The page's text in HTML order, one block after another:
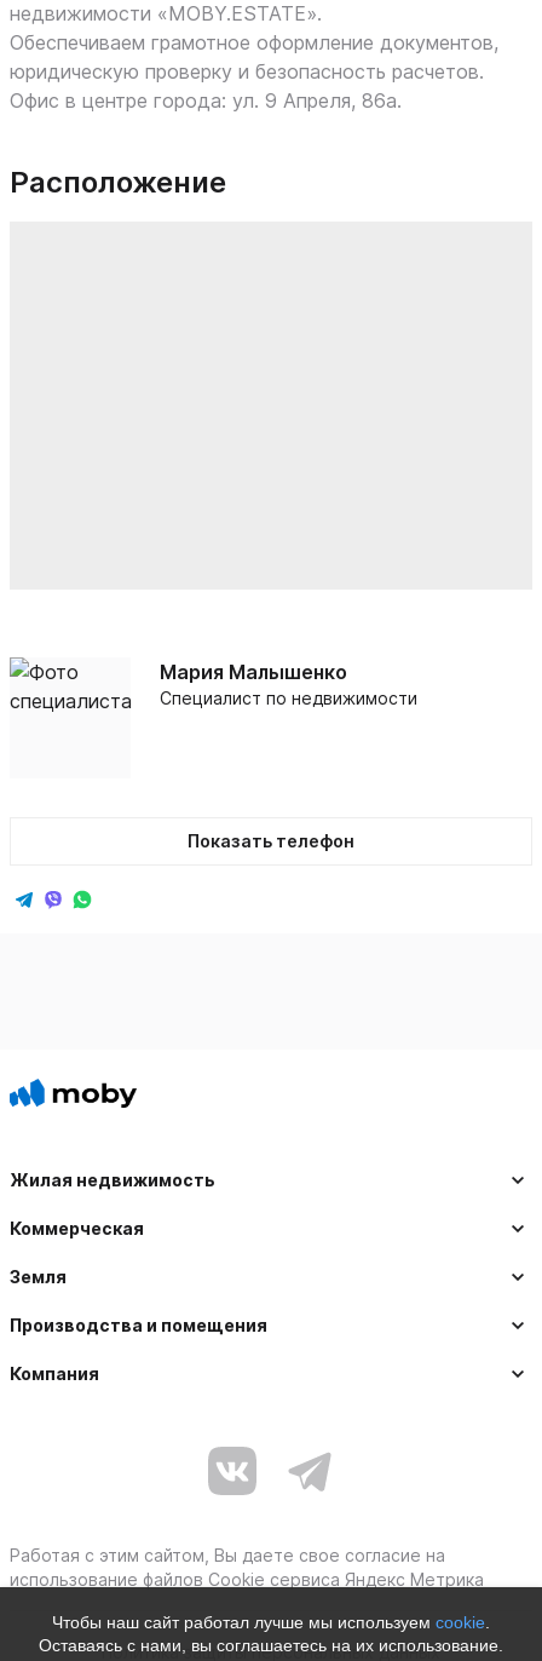
Чтобы наш сайт работал лучше мы используем cookie
Оставаясь с нами, вы соглашаетесь на их использование.
недвижимости «MOBY.ESTATE».
Обеспечиваем грамотное оформление документов,
юридическую проверку и безопасность расчетов.
Офис в центре города: ул. 9 Апреля, 86а.
Расположение
Мария Малышенко
Специалист по недвижимости
Показать телефон
Жилая недвижимость
Коммерческая
Земля
Производства и помещения
Компания
Работая с этим сайтом, Вы даете свое согласие на
использование файлов Cookie сервиса Яндекс Метрика
Политика защиты персональных данных